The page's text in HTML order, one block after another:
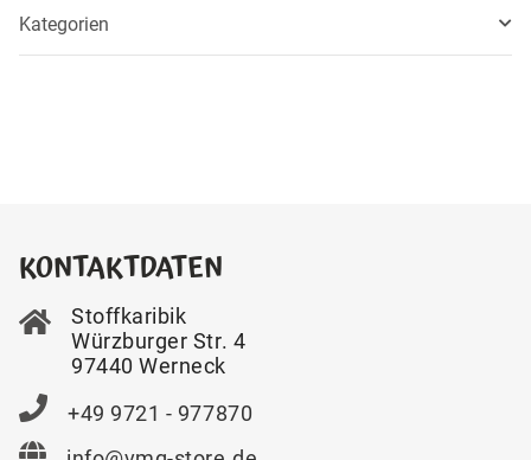
Kategorien
KONTAKTDATEN
Stoffkaribik
Würzburger Str. 4
97440 Werneck
+49 9721 - 977870